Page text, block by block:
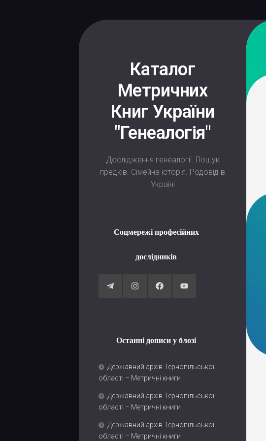
Каталог
Метричних
Книг України
"Генеалогія"
Дослідження генеалогії. Пошук
предків. Сімейна історія. Родовід в
Україні
Соцмережі професійних
дослідників
Останні дописи у блозі
Державний архів Тернопільської
області – Метричні книги
Державний архів Тернопільської
області – Метричні книги
Державний архів Тернопільської
області – Метричні книги